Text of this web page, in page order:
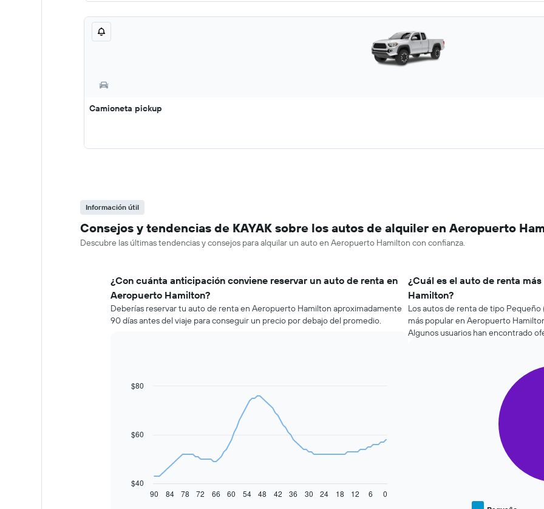
Camioneta pickup
Información útil
Consejos y tendencias de KAYAK sobre los autos de alquiler en Aeropuerto
Descubre las últimas tendencias y consejos para alquilar un auto en Aeropuerto Hamilton con confianza.
¿Con cuánta anticipación conviene reservar un auto de renta en
Aeropuerto Hamilton?
Deberías reservar tu auto de renta en Aeropuerto Hamilton aproximadamente
90 días antes del viaje para conseguir un precio por debajo del promedio.
Line
points.
siguiente
gráfico
muestra
Chart
$40
$60
$80
90 60 30 0
84 78 72 66 54 48 42 36 24 18 12 6
¿Cuál es el auto de renta
Hamilton?
Los autos de renta de tipo
más popular en Aeropuerto
Algunos usuarios han encontrado